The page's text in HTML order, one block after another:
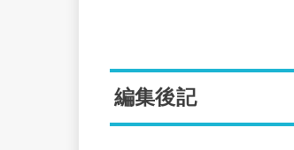
編集後記